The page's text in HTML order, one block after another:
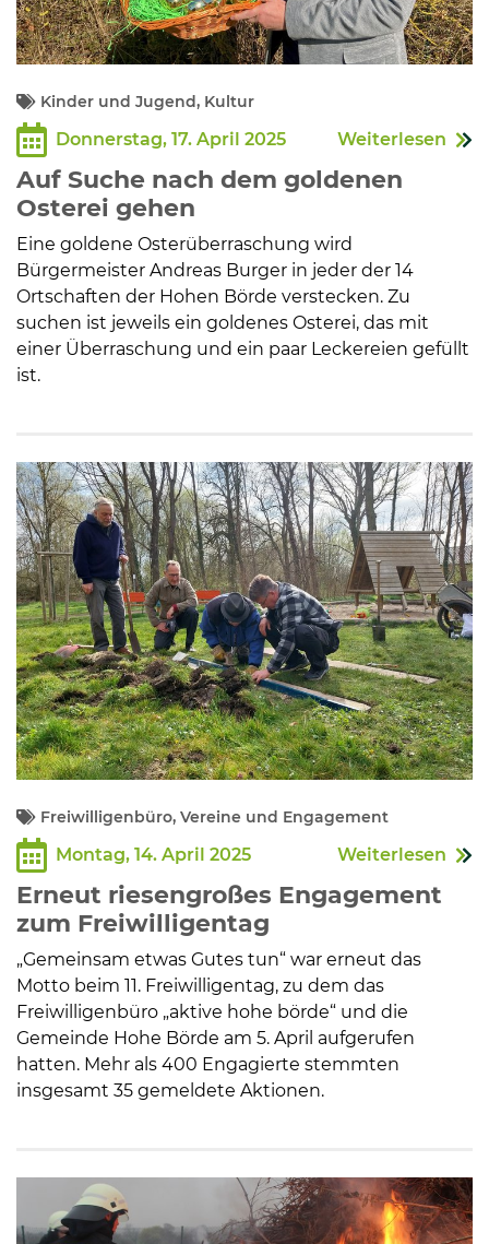
Tourismus, Freizeit, Dorfleben
Kinder und Jugend, Kultur
Donnerstag, 17. April 2025 Weiterlesen
Auf Suche nach dem goldenen
Osterei gehen
Eine goldene Osterüberraschung wird
Bürgermeister Andreas Burger in jeder der 14
Ortschaften der Hohen Börde verstecken. Zu
suchen ist jeweils ein goldenes Osterei, das mit
einer Überraschung und ein paar Leckereien gefüllt
ist.
Freiwilligenbüro, Vereine und Engagement
Montag, 14. April 2025 Weiterlesen
Erneut riesengroßes Engagement
zum Freiwilligentag
„Gemeinsam etwas Gutes tun“ war erneut das
Motto beim 11. Freiwilligentag, zu dem das
Freiwilligenbüro „aktive hohe börde“ und die
Gemeinde Hohe Börde am 5. April aufgerufen
hatten. Mehr als 400 Engagierte stemmten
insgesamt 35 gemeldete Aktionen.